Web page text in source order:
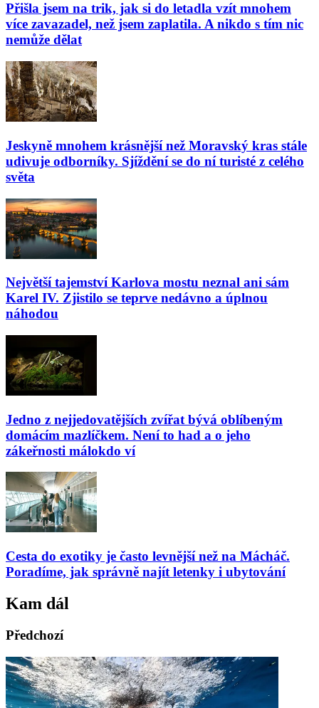
Přišla jsem na trik, jak si do letadla vzít mnohem
více zavazadel, než jsem zaplatila. A nikdo s tím nic
nemůže dělat
Jeskyně mnohem krásnější než Moravský kras stále
udivuje odborníky. Sjíždění se do ní turisté z celého
světa
Největší tajemství Karlova mostu neznal ani sám
Karel IV. Zjistilo se teprve nedávno a úplnou
náhodou
Jedno z nejjedovatějších zvířat bývá oblíbeným
domácím mazlíčkem. Není to had a o jeho
zákeřnosti málokdo ví
Cesta do exotiky je často levnější než na Mácháč.
Poradíme, jak správně najít letenky i ubytování
Kam dál
Předchozí